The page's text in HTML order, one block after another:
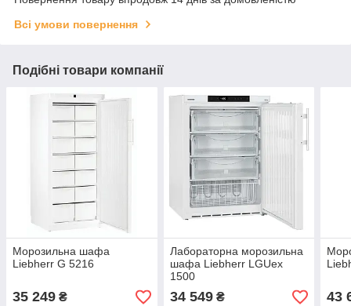
Всі умови повернення
Подібні товари компанії
Морозильна шафа
Liebherr G 5216
35 249 ₴
Лабораторна морозильна
шафа Liebherr LGUex
1500
34 549₴ 43